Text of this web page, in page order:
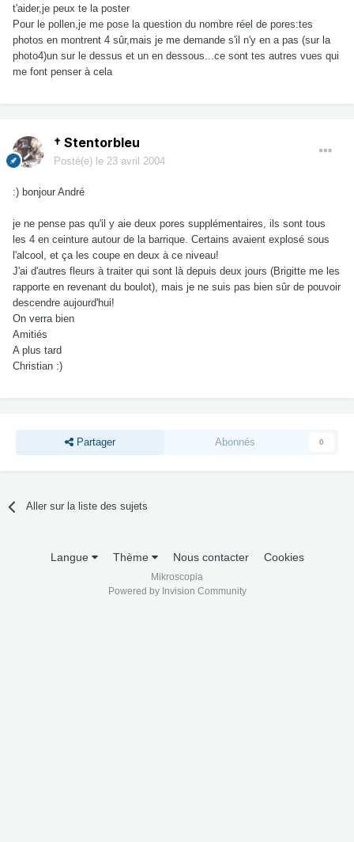
t'aider,je peux te la poster
Pour le pollen,je me pose la question du nombre réel de pores:tes
photos en montrent 4 sûr,mais je me demande s'il n'y en a pas (sur la
photo4)un sur le dessus et un en dessous...ce sont tes autres vues qui
me font penser à cela
† Stentorbleu
Posté(e) le 23 avril 2004
:) bonjour André
je ne pense pas qu'il y aie deux pores supplémentaires, ils sont tous
les 4 en ceinture autour de la barrique. Certains avaient explosé sous
l'alcool, et ça les coupe en deux à ce niveau!
J'ai d'autres fleurs à traiter qui sont là depuis deux jours (Brigitte me les
rapporte en revenant du boulot), mais je ne suis pas bien sûr de pouvoir
descendre aujourd'hui!
On verra bien
Amitiés
A plus tard
Christian :)
Partager Abonnés 0
Aller sur la liste des sujets
Langue Thème Nous contacter Cookies
Mikroscopia
Powered by Invision Community